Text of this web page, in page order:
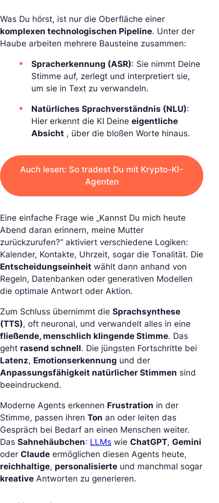
Was Du hörst, ist nur die Oberfläche einer
komplexen technologischen Pipeline. Unter der
Haube arbeiten mehrere Bausteine zusammen:
Spracherkennung (ASR): Sie nimmt Deine
Stimme auf, zerlegt und interpretiert sie,
um sie in Text zu verwandeln.
Natürliches Sprachverständnis (NLU):
Hier erkennt die KI Deine eigentliche
Absicht , über die bloßen Worte hinaus.
Auch lesen: So tradest Du mit Krypto-KI-
Agenten
Eine einfache Frage wie „Kannst Du mich heute
Abend daran erinnern, meine Mutter
zurückzurufen?“ aktiviert verschiedene Logiken:
Kalender, Kontakte, Uhrzeit, sogar die Tonalität. Die
Entscheidungseinheit wählt dann anhand von
Regeln, Datenbanken oder generativen Modellen
die optimale Antwort oder Aktion.
Zum Schluss übernimmt die Sprachsynthese
(TTS), oft neuronal, und verwandelt alles in eine
fließende, menschlich klingende Stimme. Das
geht rasend schnell. Die jüngsten Fortschritte bei
Latenz, Emotionserkennung und der
Anpassungsfähigkeit natürlicher Stimmen sind
beeindruckend.
Moderne Agents erkennen Frustration in der
Stimme, passen ihren Ton an oder leiten das
Gespräch bei Bedarf an einen Menschen weiter.
Das Sahnehäubchen: LLMs wie ChatGPT, Gemini
oder Claude ermöglichen diesen Agents heute,
reichhaltige, personalisierte und manchmal sogar
kreative Antworten zu generieren.